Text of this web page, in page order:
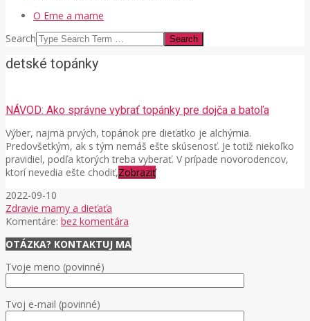
O Eme a mame
Search
detské topánky
NÁVOD: Ako správne vybrať topánky pre dojča a batoľa
Výber, najmä prvých, topánok pre dieťatko je alchýmia.
Predovšetkým, ak s tým nemáš ešte skúsenosť. Je totiž niekoľko
pravidiel, podľa ktorých treba vyberať. V prípade novorodencov,
ktorí nevedia ešte chodiť,Zobraziť
2022-09-10
Zdravie mamy a dieťaťa
Komentáre: bez komentára
OTÁZKA? KONTAKTUJ MA
Tvoje meno (povinné)
Tvoj e-mail (povinné)